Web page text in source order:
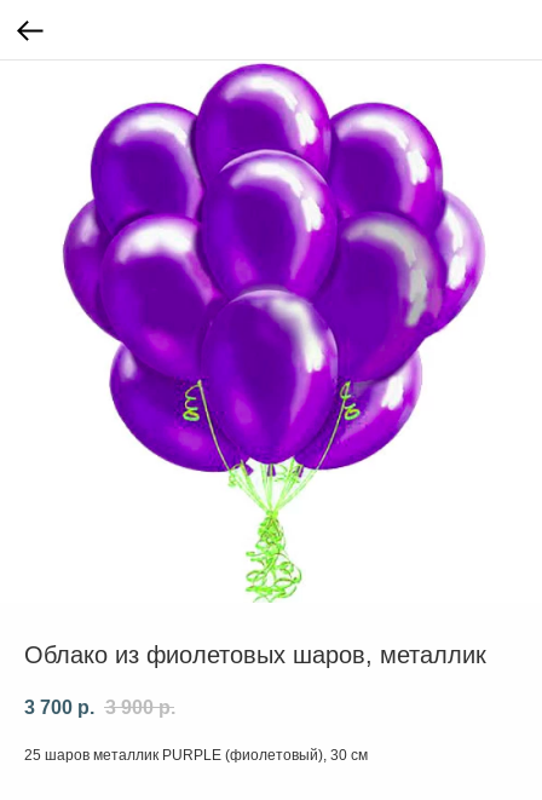
Облако из фиолетовых шаров, металлик
3 700 р. 3 900 р.
25 шаров металлик PURPLE (фиолетовый), 30 см